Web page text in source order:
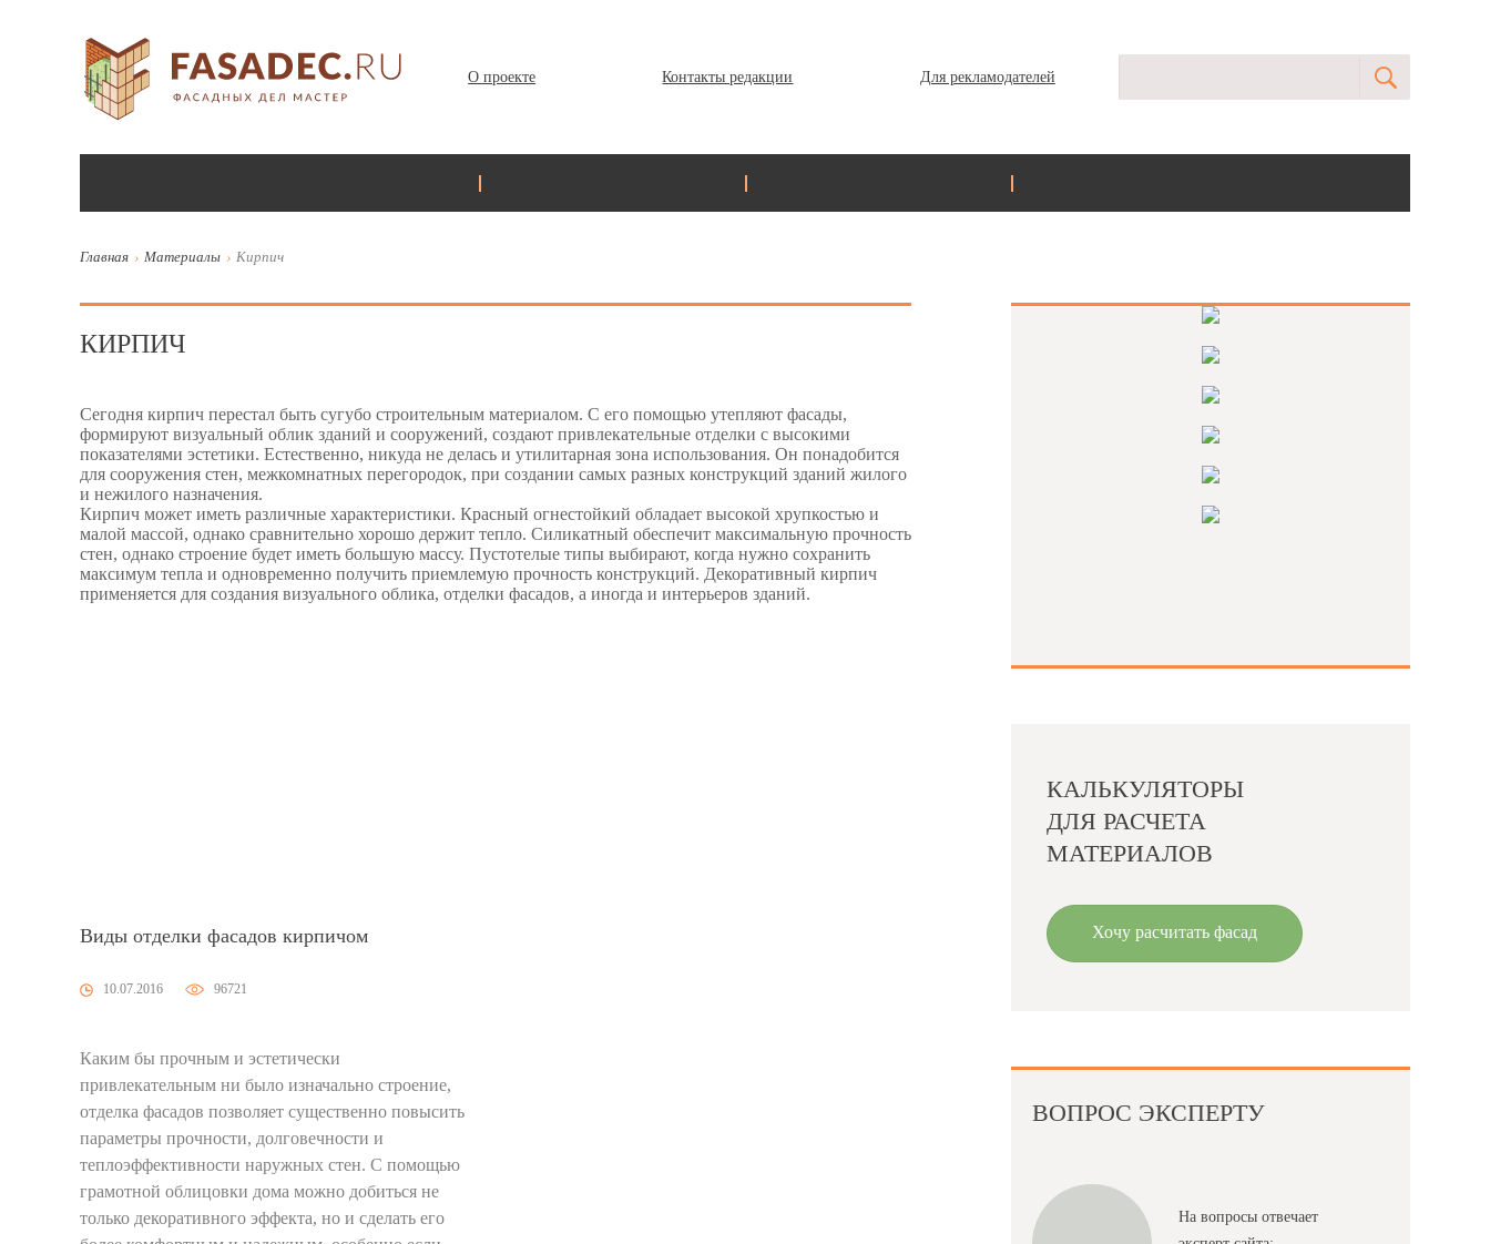
О проекте Контакты редакции Для рекламодателей
Главная Материалы Кирпич
КИРПИЧ
Сегодня кирпич перестал быть сугубо строительным материалом. С его помощью утепляют фасады,
формируют визуальный облик зданий и сооружений, создают привлекательные отделки с высокими
показателями эстетики. Естественно, никуда не делась и утилитарная зона использования. Он понадобится
для сооружения стен, межкомнатных перегородок, при создании самых разных конструкций зданий жилого
и нежилого назначения.
Кирпич может иметь различные характеристики. Красный огнестойкий обладает высокой хрупкостью и
малой массой, однако сравнительно хорошо держит тепло. Силикатный обеспечит максимальную прочность
стен, однако строение будет иметь большую массу. Пустотелые типы выбирают, когда нужно сохранить
максимум тепла и одновременно получить приемлемую прочность конструкций. Декоративный кирпич
применяется для создания визуального облика, отделки фасадов, а иногда и интерьеров зданий.
Виды отделки фасадов кирпичом
10.07.2016 96721
Каким бы прочным и эстетически
привлекательным ни было изначально строение,
отделка фасадов позволяет существенно повысить
параметры прочности, долговечности и
теплоэффективности наружных стен. С помощью
грамотной облицовки дома можно добиться не
только декоративного эффекта, но и сделать его
КАЛЬКУЛЯТОРЫ
ДЛЯ РАСЧЕТА
МАТЕРИАЛОВ
Хочу расчитать фасад
ВОПРОС ЭКСПЕРТУ
На вопросы отвечает